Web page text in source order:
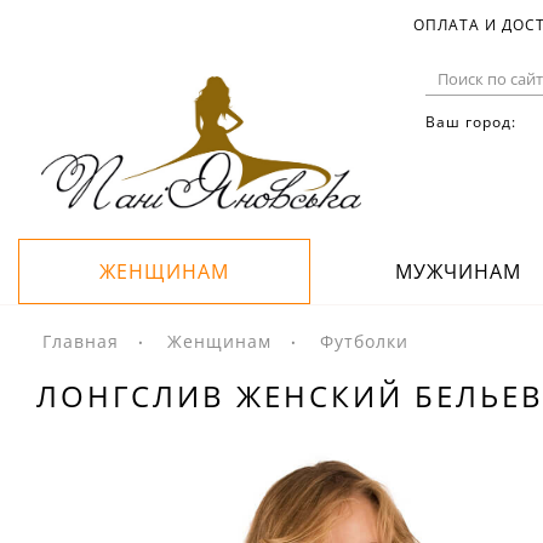
ОПЛАТА И
Ваш город:
ЖЕНЩИНАМ МУЖЧИНАМ
Главная Женщинам Футболки
ЛОНГСЛИВ ЖЕНСКИЙ